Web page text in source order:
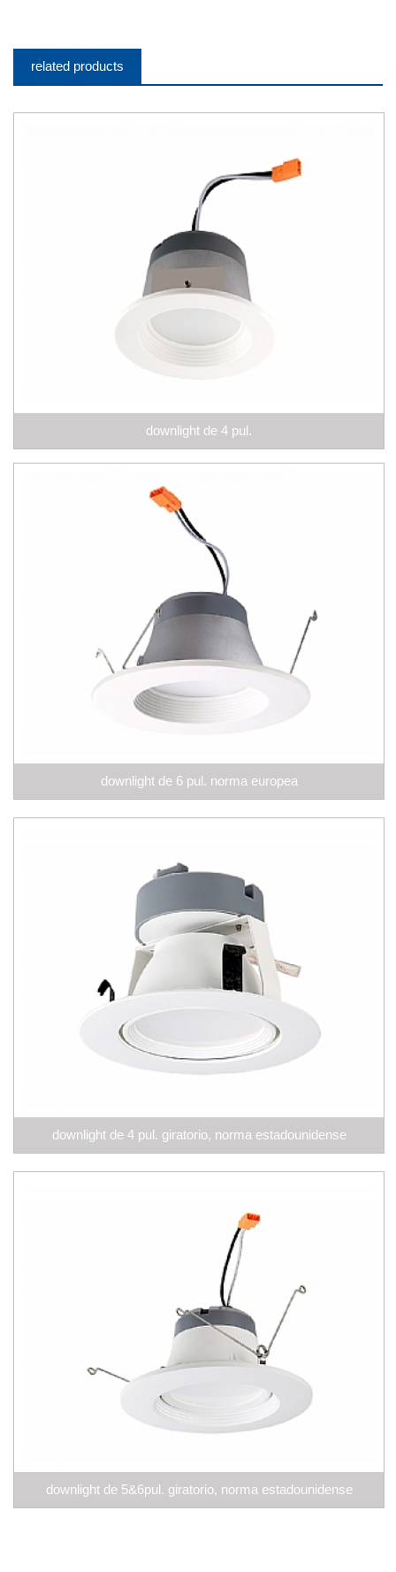
related products
downlight de 4 pul.
downlight de 6 pul. norma europea
downlight de 4 pul. giratorio, norma estadounidense
downlight de 5&6pul. giratorio, norma estadounidense